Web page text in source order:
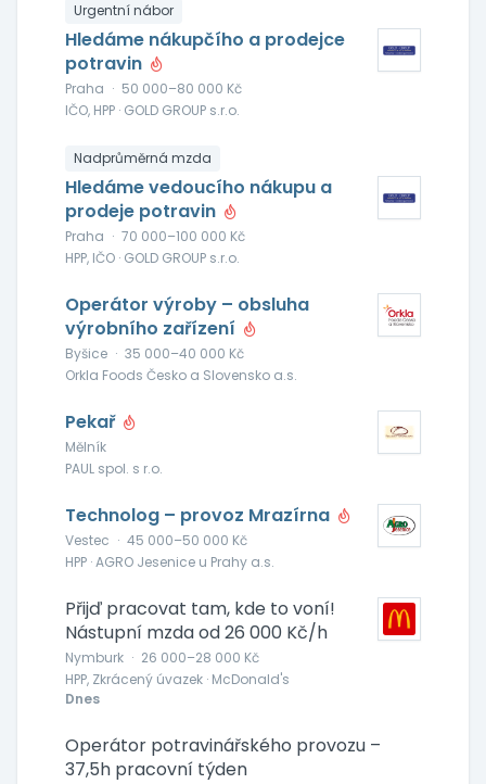
Urgentní nábor
Hledáme nákupčího a prodejce
potravin
Praha · 50 000–80 000 Kč
IČO, HPP · GOLD GROUP s.r.o.
Nadprůměrná mzda
Hledáme vedoucího nákupu a
prodeje potravin
Praha · 70 000–100 000 Kč
HPP, IČO · GOLD GROUP s.r.o.
Operátor výroby – obsluha
výrobního zařízení
Byšice · 35 000–40 000 Kč
Orkla Foods Česko a Slovensko a.s.
Pekař
Mělník
PAUL spol. s r.o.
Technolog – provoz Mrazírna
Vestec · 45 000–50 000 Kč
HPP · AGRO Jesenice u Prahy a.s.
Přijď pracovat tam, kde to voní!
Nástupní mzda od 26 000 Kč/h
Nymburk · 26 000–28 000 Kč
HPP, Zkrácený úvazek · McDonald's
Dnes
Operátor potravinářského provozu –
37,5h pracovní týden